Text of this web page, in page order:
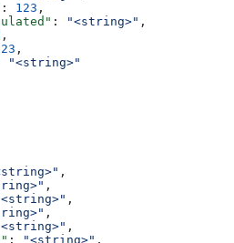
: 123 ,
: "<string>" ,
,
,
"<string>"
,
,
,
,
,
: "<string>" ,